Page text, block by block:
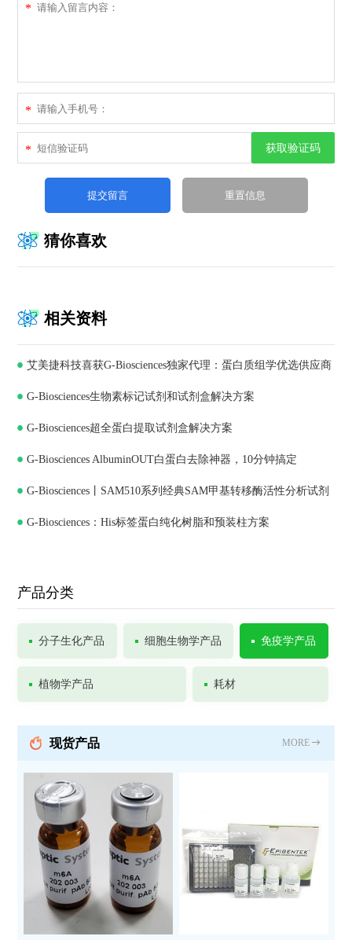
*
*
* 获取验证码
猜你喜欢
相关资料
艾美捷科技喜获G-Biosciences独家代理：蛋白质组学优选供应商
G-Biosciences生物素标记试剂和试剂盒解决方案
G-Biosciences超全蛋白提取试剂盒解决方案
G-Biosciences AlbuminOUT白蛋白去除神器，10分钟搞定
G-Biosciences丨SAM510系列经典SAM甲基转移酶活性分析试剂
盒
G-Biosciences：His标签蛋白纯化树脂和预装柱方案
产品分类
分子生化产品 细胞生物学产品 免疫学产品
植物学产品 耗材
现货产品 MORE